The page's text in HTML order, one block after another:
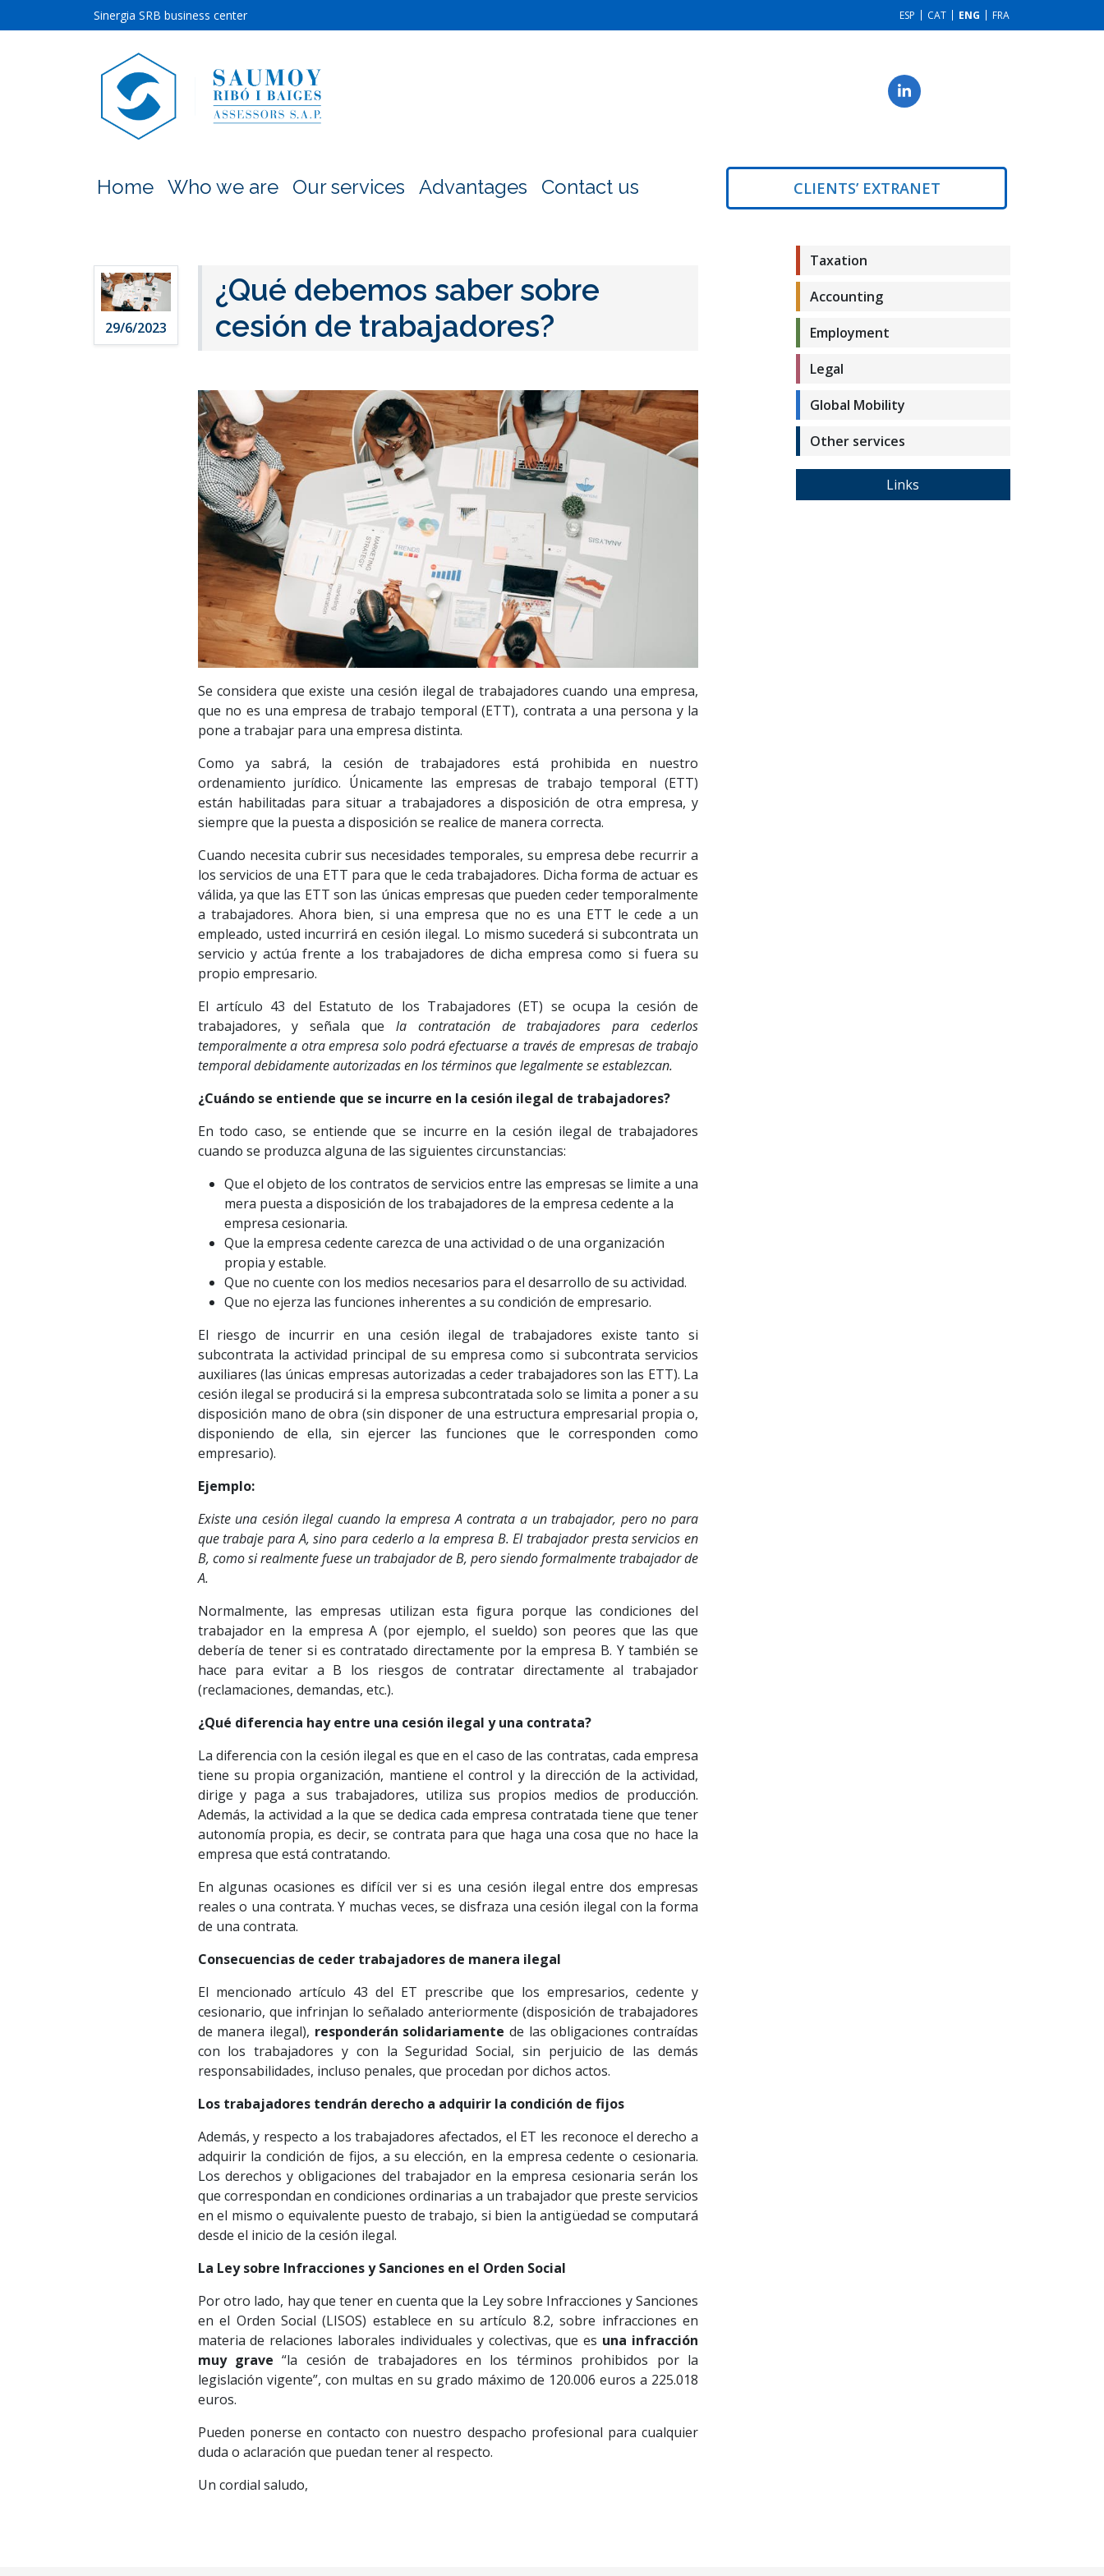
Sinergia SRB business center ESP CAT ENG FRA
Home Who we are Our services Advantages Contact us CLIENTS’ EXTRANET
29/6/2023
¿Qué debemos saber sobre
cesión de trabajadores?
Se considera que existe una cesión ilegal de trabajadores cuando una empresa,
que no es una empresa de trabajo temporal (ETT), contrata a una persona y la
pone a trabajar para una empresa distinta.
Como ya sabrá, la cesión de trabajadores está prohibida en nuestro
ordenamiento jurídico. Únicamente las empresas de trabajo temporal (ETT)
están habilitadas para situar a trabajadores a disposición de otra empresa, y
siempre que la puesta a disposición se realice de manera correcta.
Cuando necesita cubrir sus necesidades temporales, su empresa debe recurrir a
los servicios de una ETT para que le ceda trabajadores. Dicha forma de actuar es
válida, ya que las ETT son las únicas empresas que pueden ceder temporalmente
a trabajadores. Ahora bien, si una empresa que no es una ETT le cede a un
empleado, usted incurrirá en cesión ilegal. Lo mismo sucederá si subcontrata un
servicio y actúa frente a los trabajadores de dicha empresa como si fuera su
propio empresario.
El artículo 43 del Estatuto de los Trabajadores (ET) se ocupa la cesión de
trabajadores, y señala que la contratación de trabajadores para cederlos
temporalmente a otra empresa solo podrá efectuarse a través de empresas de trabajo
temporal debidamente autorizadas en los términos que legalmente se establezcan.
¿Cuándo se entiende que se incurre en la cesión ilegal de trabajadores?
En todo caso, se entiende que se incurre en la cesión ilegal de trabajadores
cuando se produzca alguna de las siguientes circunstancias:
Que el objeto de los contratos de servicios entre las empresas se limite a una
mera puesta a disposición de los trabajadores de la empresa cedente a la
empresa cesionaria.
Que la empresa cedente carezca de una actividad o de una organización
propia y estable.
Que no cuente con los medios necesarios para el desarrollo de su actividad.
Que no ejerza las funciones inherentes a su condición de empresario.
El riesgo de incurrir en una cesión ilegal de trabajadores existe tanto si
subcontrata la actividad principal de su empresa como si subcontrata servicios
auxiliares (las únicas empresas autorizadas a ceder trabajadores son las ETT). La
cesión ilegal se producirá si la empresa subcontratada solo se limita a poner a su
disposición mano de obra (sin disponer de una estructura empresarial propia o,
disponiendo de ella, sin ejercer las funciones que le corresponden como
empresario).
Ejemplo:
Existe una cesión ilegal cuando la empresa A contrata a un trabajador, pero no para
que trabaje para A, sino para cederlo a la empresa B. El trabajador presta servicios en
B, como si realmente fuese un trabajador de B, pero siendo formalmente trabajador de
A.
Normalmente, las empresas utilizan esta figura porque las condiciones del
trabajador en la empresa A (por ejemplo, el sueldo) son peores que las que
debería de tener si es contratado directamente por la empresa B. Y también se
hace para evitar a B los riesgos de contratar directamente al trabajador
(reclamaciones, demandas, etc.).
¿Qué diferencia hay entre una cesión ilegal y una contrata?
La diferencia con la cesión ilegal es que en el caso de las contratas, cada empresa
tiene su propia organización, mantiene el control y la dirección de la actividad,
dirige y paga a sus trabajadores, utiliza sus propios medios de producción.
Además, la actividad a la que se dedica cada empresa contratada tiene que tener
autonomía propia, es decir, se contrata para que haga una cosa que no hace la
empresa que está contratando.
En algunas ocasiones es difícil ver si es una cesión ilegal entre dos empresas
reales o una contrata. Y muchas veces, se disfraza una cesión ilegal con la forma
de una contrata.
Consecuencias de ceder trabajadores de manera ilegal
El mencionado artículo 43 del ET prescribe que los empresarios, cedente y
cesionario, que infrinjan lo señalado anteriormente (disposición de trabajadores
de manera ilegal), responderán solidariamente de las obligaciones contraídas
con los trabajadores y con la Seguridad Social, sin perjuicio de las demás
responsabilidades, incluso penales, que procedan por dichos actos.
Los trabajadores tendrán derecho a adquirir la condición de fijos
Además, y respecto a los trabajadores afectados, el ET les reconoce el derecho a
adquirir la condición de fijos, a su elección, en la empresa cedente o cesionaria.
Los derechos y obligaciones del trabajador en la empresa cesionaria serán los
que correspondan en condiciones ordinarias a un trabajador que preste servicios
en el mismo o equivalente puesto de trabajo, si bien la antigüedad se computará
desde el inicio de la cesión ilegal.
La Ley sobre Infracciones y Sanciones en el Orden Social
Por otro lado, hay que tener en cuenta que la Ley sobre Infracciones y Sanciones
en el Orden Social (LISOS) establece en su artículo 8.2, sobre infracciones en
materia de relaciones laborales individuales y colectivas, que es una infracción
muy grave “la cesión de trabajadores en los términos prohibidos por la
legislación vigente”, con multas en su grado máximo de 120.006 euros a 225.018
euros.
Pueden ponerse en contacto con nuestro despacho profesional para cualquier
duda o aclaración que puedan tener al respecto.
Un cordial saludo,
Taxation
Accounting
Employment
Legal
Global Mobility
Other services
Links